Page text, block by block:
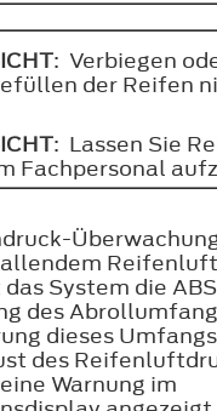
: Verbiegen
der Reifen
: Lassen Sie
Fachpersonal
System die
des
dieses
des
Warnung im